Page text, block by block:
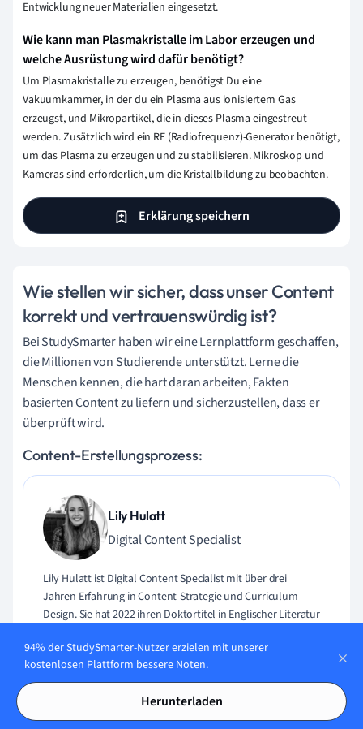
Entwicklung neuer Materialien eingesetzt.
Wie kann man Plasmakristalle im Labor erzeugen und
welche Ausrüstung wird dafür benötigt?
Um Plasmakristalle zu erzeugen, benötigst Du eine
Vakuumkammer, in der du ein Plasma aus ionisiertem Gas
erzeugst, und Mikropartikel, die in dieses Plasma eingestreut
werden. Zusätzlich wird ein RF (Radiofrequenz)-Generator benötigt,
um das Plasma zu erzeugen und zu stabilisieren. Mikroskop und
Kameras sind erforderlich, um die Kristallbildung zu beobachten.
Erklärung speichern
Wie stellen wir sicher, dass unser Content
korrekt und vertrauenswürdig ist?
Bei StudySmarter haben wir eine Lernplattform geschaffen,
die Millionen von Studierende unterstützt. Lerne die
Menschen kennen, die hart daran arbeiten, Fakten
basierten Content zu liefern und sicherzustellen, dass er
überprüft wird.
Content-Erstellungsprozess:
Lily Hulatt
Digital Content Specialist
Lily Hulatt ist Digital Content Specialist mit über drei
Jahren Erfahrung in Content-Strategie und Curriculum-
Design. Sie hat 2022 ihren Doktortitel in Englischer Literatur
Fachbereich Englische Studien unterrichtet und an
verschiedenen Veröffentlichungen mitgewirkt. Lily ist
Expertin für Englische Literatur, Englische Sprache,
Geschichte und Philosophie.
94% der StudySmarter-Nutzer erzielen mit unserer
kostenlosen Plattform bessere Noten.
Herunterladen